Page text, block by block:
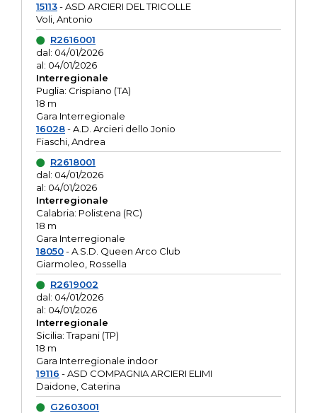
15113- ASD ARCIERI DEL TRICOLLE
Voli, Antonio
R2616001
dal: 04/01/2026
al: 04/01/2026
Interregionale
Puglia: Crispiano (TA)
18 m
Gara Interregionale
16028- A.D. Arcieri dello Jonio
Fiaschi, Andrea
R2618001
dal: 04/01/2026
al: 04/01/2026
Interregionale
Calabria: Polistena (RC)
18 m
Gara Interregionale
18050- A.S.D. Queen Arco Club
Giarmoleo, Rossella
R2619002
dal: 04/01/2026
al: 04/01/2026
Interregionale
Sicilia: Trapani (TP)
18 m
Gara Interregionale indoor
19116 - ASD COMPAGNIA ARCIERI ELIMI
Daidone, Caterina
G2603001